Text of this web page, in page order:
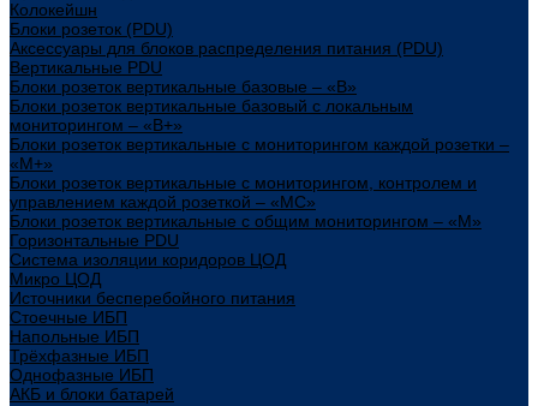
Колокейшн
Блоки розеток (PDU)
Аксессуары для блоков распределения питания (PDU)
Вертикальные PDU
Блоки розеток вертикальные базовые – «В»
Блоки розеток вертикальные базовый с локальным
мониторингом – «В+»
Блоки розеток вертикальные с мониторингом каждой розетки –
«М+»
Блоки розеток вертикальные с мониторингом, контролем и
управлением каждой розеткой – «МС»
Блоки розеток вертикальные с общим мониторингом – «М»
Горизонтальные PDU
Система изоляции коридоров ЦОД
Микро ЦОД
Источники бесперебойного питания
Стоечные ИБП
Напольные ИБП
Трёхфазные ИБП
Однофазные ИБП
АКБ и блоки батарей